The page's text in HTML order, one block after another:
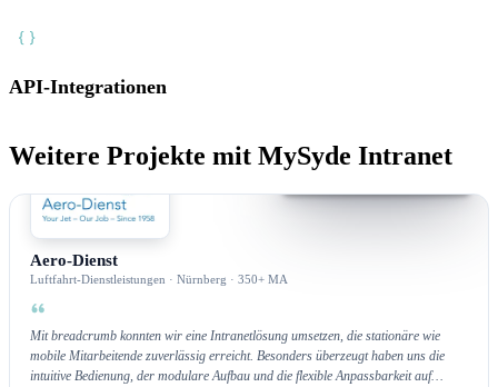
API-Integrationen
Weitere Projekte mit MySyde Intranet
Intranet
Aero-Dienst
Luftfahrt-Dienstleistungen · Nürnberg · 350+ MA
Mit breadcrumb konnten wir eine Intranetlösung umsetzen, die stationäre wie
mobile Mitarbeitende zuverlässig erreicht. Besonders überzeugt haben uns die
intuitive Bedienung, der modulare Aufbau und die flexible Anpassbarkeit auf